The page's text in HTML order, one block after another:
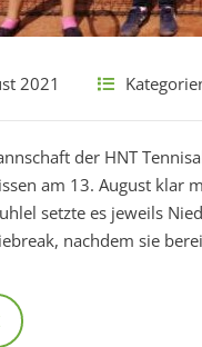
2021
der HNT
am 13. August klar
setzte es jeweils
nachdem sie